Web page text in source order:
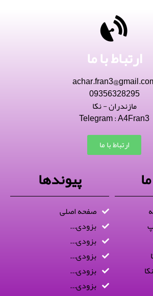
ارتباط با ما
09356328295
مازندران - نکا
Telegram : A4Fran3
ارتباط با ما
پیوندها
صفحه اصلی
بزودی...
بزودی...
بزودی...
بزودی...
بزودی...